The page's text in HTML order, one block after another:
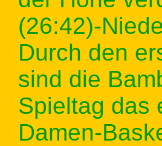
(26:42)-
Durch den
sind die
Spieltag das
Damen-